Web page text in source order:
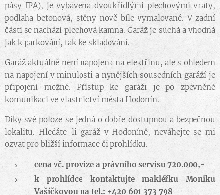
pásy IPA), je vybavena dvoukřídlými plechovými vraty,
podlaha betonová, stěny nově bíle vymalované. V zadní
části se nachází plechová kamna. Garáž je suchá a vhodná
jak k parkování, tak ke skladování.
Garáž aktuálně není napojena na elektřinu, ale s ohledem
na napojení v minulosti a nynějších sousedních garáží je
připojení možné. Přístup ke garáži je po zpevněné
komunikaci ve vlastnictví města Hodonín.
Díky své poloze se jedná o dobře dostupnou a bezpečnou
lokalitu. Hledáte-li garáž v Hodoníně, neváhejte se mi
ozvat pro bližší informace či prohlídku.
cena vč. provize a právního servisu 720.000,-
k prohlídce kontaktujte makléřku Moniku
Vašíčkovou na tel.: +420 601 373 798